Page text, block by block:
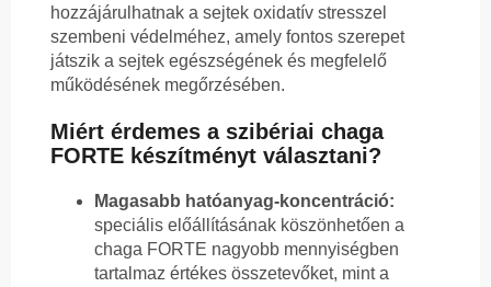
hozzájárulhatnak a sejtek oxidatív stresszel
szembeni védelméhez, amely fontos szerepet
játszik a sejtek egészségének és megfelelő
működésének megőrzésében.
Miért érdemes a szibériai chaga
FORTE készítményt választani?
Magasabb hatóanyag-koncentráció:
speciális előállításának köszönhetően a
chaga FORTE nagyobb mennyiségben
tartalmaz értékes összetevőket, mint a